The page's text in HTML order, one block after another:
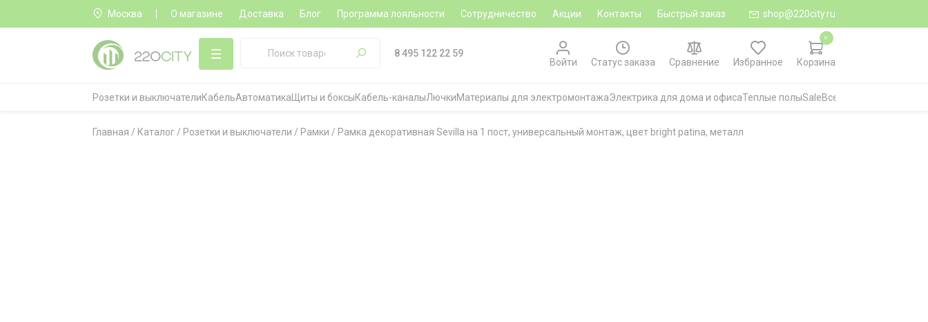
Москва О магазине Доставка Блог Программа лояльности Сотрудничество Акции Контакты Быстрый заказ shop@220city.ru
8 495 122 22 59
Войти
Статус заказа Сравнение Избранное Корзина
0
Розетки и выключателиКабельАвтоматика Щиты и боксыКабель-каналыЛючкиМатериалы для электромонтажаЭлектрика для дома и офисаТеплые полыSaleВсе категории
Главная / Каталог / Розетки и выключатели / Рамки / Рамка декоративная Sevilla на 1 пост, универсальный монтаж, цвет bright patina, металл